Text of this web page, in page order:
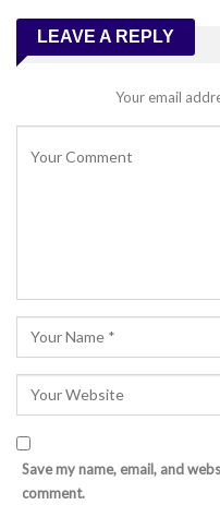
LEAVE A REPLY
Your email
Save my name, email, and
comment.